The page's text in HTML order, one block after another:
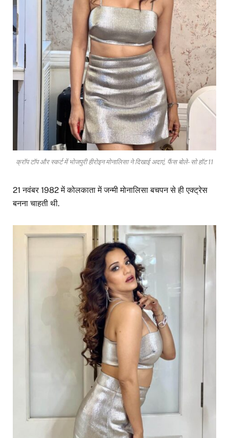
क्रॉप टॉप और स्कर्ट में भोजपुरी हीरोइन मोनालिसा ने दिखाई अदाएं, फैंस बोले- सो हॉट 11
21 नवंबर 1982 में कोलकाता में जन्मी मोनालिसा बचपन से ही एक्ट्रेस
बनना चाहती थी.